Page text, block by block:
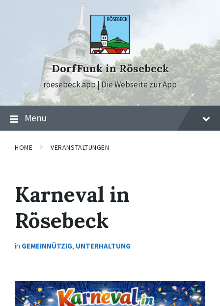
DorfFunk in Rösebeck
roesebeck.app | Die Webseite zur App
Menu
HOME VERANSTALTUNGEN
Karneval in
Rösebeck
in GEMEINNÜTZIG, UNTERHALTUNG